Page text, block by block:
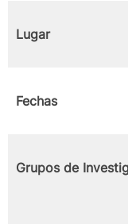
Lugar
Fechas
Grupos de